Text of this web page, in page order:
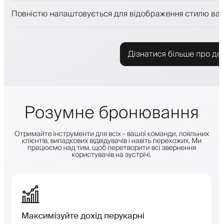
Повністю налаштовується для відображення стилю
Дізнатися більше про
Розумне бронювання
Отримайте інструменти для всіх - вашої команди, лояльних
клієнтів, випадкових відвідувачів і навіть перехожих. Ми
працюємо над тим, щоб перетворити всі звернення
користувачів на зустрічі.
Максимізуйте дохід перукарні